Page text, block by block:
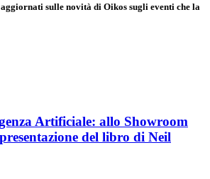
aggiornati sulle novità di Oikos sugli eventi che la
Artificiale: allo Showroom
del libro di Neil